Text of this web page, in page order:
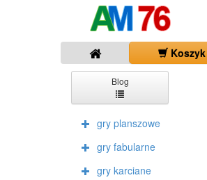
Koszyk
Blog
gry planszowe
gry fabularne
gry karciane